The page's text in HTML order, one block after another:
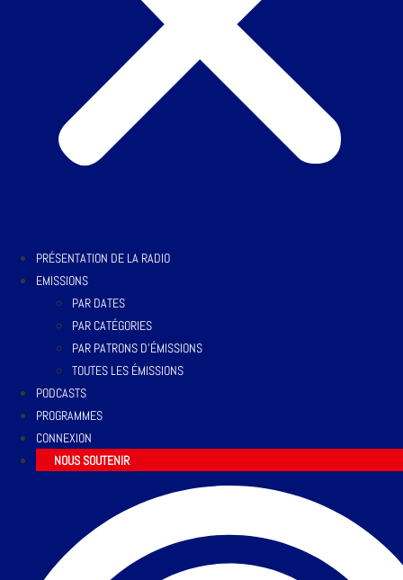
PRÉSENTATION DE LA RADIO
EMISSIONS
PAR DATES
PAR CATÉGORIES
PAR PATRONS D’ÉMISSIONS
TOUTES LES ÉMISSIONS
PODCASTS
PROGRAMMES
CONNEXION
NOUS SOUTENIR